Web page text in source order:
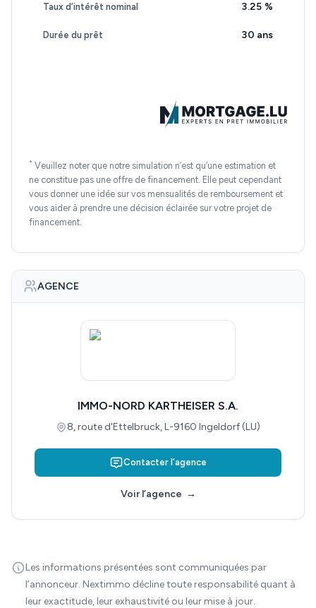
Taux d’intérêt nominal 3.25 %
Durée du prêt 30 ans
* Veuillez noter que notre simulation n’est qu’une estimation et
ne constitue pas une offre de financement. Elle peut cependant
vous donner une idée sur vos mensualités de remboursement et
vous aider à prendre une décision éclairée sur votre projet de
financement.
AGENCE
IMMO-NORD KARTHEISER S.A.
8, route d'Ettelbruck, L-9160 Ingeldorf (LU)
Contacter l’agence
Voir l’agence →
Les informations présentées sont communiquées par
l’annonceur. Nextimmo décline toute responsabilité quant à
leur exactitude, leur exhaustivité ou leur mise à jour.